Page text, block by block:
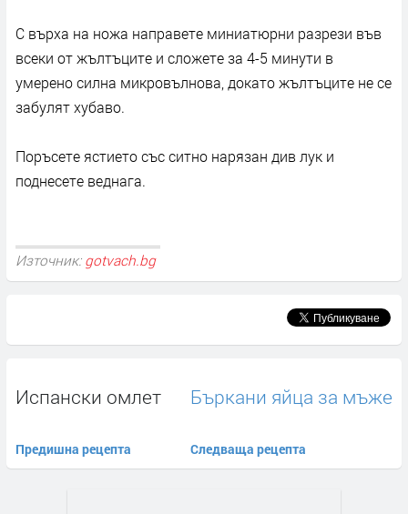
С върха на ножа направете миниатюрни разрези във
всеки от жълтъците и сложете за 4-5 минути в
умерено силна микровълнова, докато жълтъците не се
забулят хубаво.
Поръсете ястието със ситно нарязан див лук и
поднесете веднага.
Източник: gotvach.bg
Испански омлет
Предишна рецепта
Бъркани яйца за мъже
Следваща рецепта